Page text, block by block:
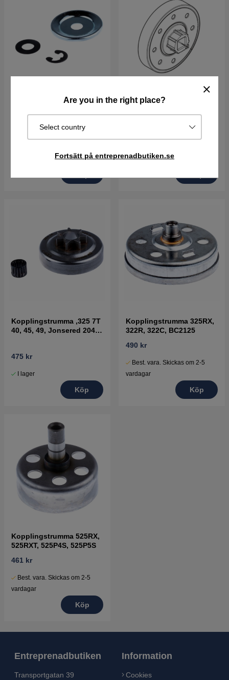
Are you in the right place?
Select country
Fortsätt på entreprenadbutiken.se
Kopplingstrumma 550i XP,
550i XPG
vardagar
Kopplingstrumma ,325 7T
40, 45, 49, Jonsered 2041-
475 kr
I lager
Köp
Kopplingstrumma 325RX,
322R, 322C, BC2125
490 kr
Best. vara. Skickas om 2-5
vardagar
Köp
Kopplingstrumma 525RX,
525RXT, 525P4S, 525P5S
461 kr
Best. vara. Skickas om 2-5
vardagar
Köp
Entreprenadbutiken
Transportgatan 39
Information
Cookies